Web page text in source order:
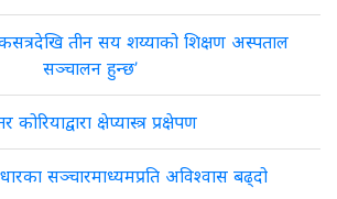
तीन सय शय्याको शिक्षण अस्पताल
सञ्चालन हुन्छ’
कोरियाद्वारा क्षेप्यास्त्र प्रक्षेपण
सञ्चारमाध्यमप्रति अविश्वास बढ्दो